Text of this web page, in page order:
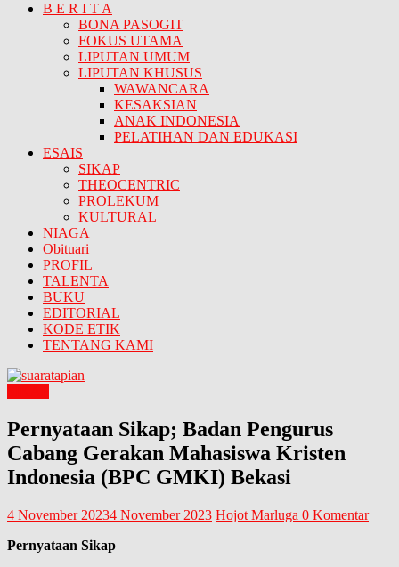
B E R I T A
BONA PASOGIT
FOKUS UTAMA
LIPUTAN UMUM
LIPUTAN KHUSUS
WAWANCARA
KESAKSIAN
ANAK INDONESIA
PELATIHAN DAN EDUKASI
ESAIS
SIKAP
THEOCENTRIC
PROLEKUM
KULTURAL
NIAGA
Obituari
PROFIL
TALENTA
BUKU
EDITORIAL
KODE ETIK
TENTANG KAMI
Pernyataan Sikap; Badan Pengurus
Cabang Gerakan Mahasiswa Kristen
Indonesia (BPC GMKI) Bekasi
4 November 20234 November 2023 Hojot Marluga 0 Komentar
Pernyataan Sikap